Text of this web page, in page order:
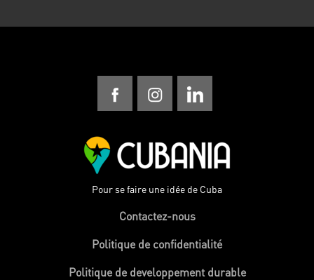
Pour se faire une idée de Cuba
Contactez-nous
Politique de confidentialité
Politique de developpement durable